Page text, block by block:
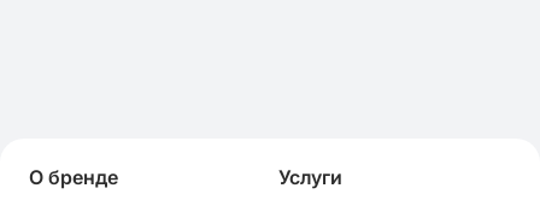
О бренде
Услуги